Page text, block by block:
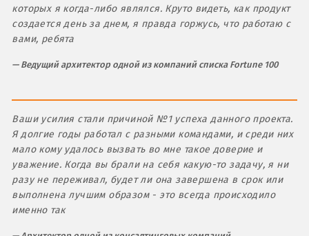
которых я когда-либо являлся. Круто видеть, как продукт
создается день за днем, я правда горжусь, что работаю с
вами, ребята
Ведущий архитектор одной из компаний списка Fortune 100
Ваши усилия стали причиной №1 успеха данного проекта.
Я долгие годы работал с разными командами, и среди них
мало кому удалось вызвать во мне такое доверие и
уважение. Когда вы брали на себя какую-то задачу, я ни
разу не переживал, будет ли она завершена в срок или
выполнена лучшим образом - это всегда происходило
именно так